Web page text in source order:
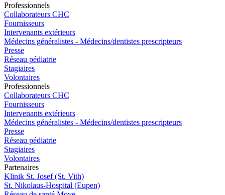
Professionnels
Collaborateurs CHC
Fournisseurs
Intervenants extérieurs
Médecins généralistes - Médecins/dentistes prescripteurs
Presse
Réseau pédiatrie
Stagiaires
Volontaires
Professionnels
Collaborateurs CHC
Fournisseurs
Intervenants extérieurs
Médecins généralistes - Médecins/dentistes prescripteurs
Presse
Réseau pédiatrie
Stagiaires
Volontaires
Partenaires
Klinik St. Josef (St. Vith)
St. Nikolaus-Hospital (Eupen)